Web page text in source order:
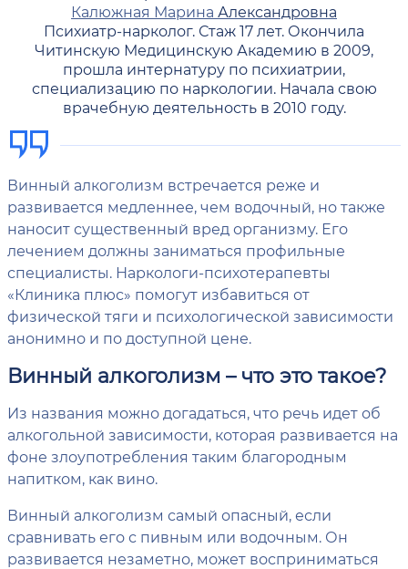
Калюжная Марина Александровна
Психиатр-нарколог. Стаж 17 лет. Окончила
Читинскую Медицинскую Академию в 2009,
прошла интернатуру по психиатрии,
специализацию по наркологии. Начала свою
врачебную деятельность в 2010 году.
Винный алкоголизм встречается реже и
развивается медленнее, чем водочный, но также
наносит существенный вред организму. Его
лечением должны заниматься профильные
специалисты. Наркологи-психотерапевты
«Клиника плюс» помогут избавиться от
физической тяги и психологической зависимости
анонимно и по доступной цене.
Винный алкоголизм – что это такое?
Из названия можно догадаться, что речь идет об
алкогольной зависимости, которая развивается на
фоне злоупотребления таким благородным
напитком, как вино.
Винный алкоголизм самый опасный, если
сравнивать его с пивным или водочным. Он
развивается незаметно, может восприниматься